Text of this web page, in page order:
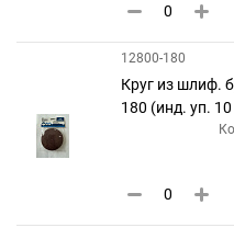
12800-180
Круг из шлиф.
180 (инд. уп.